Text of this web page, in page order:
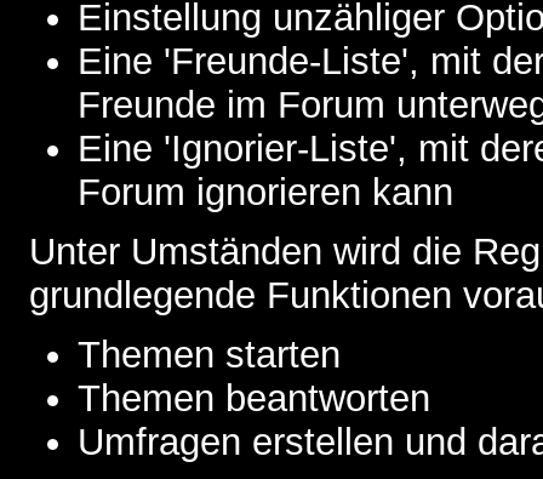
Einstellung unzähliger
Eine 'Freunde-Liste', mit
Freunde im Forum
Eine 'Ignorier-Liste', mit
Forum ignorieren kann
Unter Umständen wird die
grundlegende Funktionen
Themen starten
Themen beantworten
Umfragen erstellen und